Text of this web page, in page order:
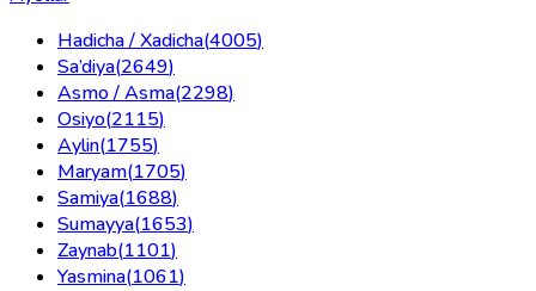
Hadicha / Xadicha(4005)
Sa’diya(2649)
Asmo / Asma(2298)
Osiyo(2115)
Aylin(1755)
Maryam(1705)
Samiya(1688)
Sumayya(1653)
Zaynab(1101)
Yasmina(1061)